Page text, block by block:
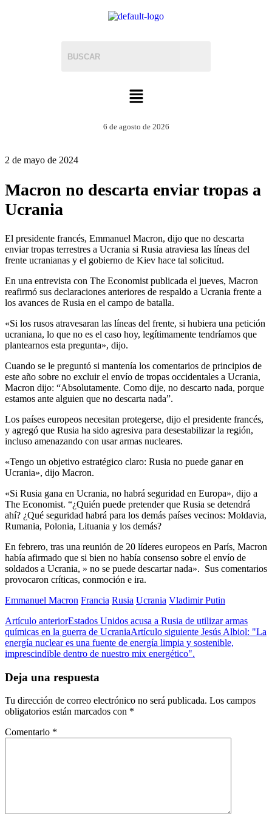
6 de agosto de 2026
2 de mayo de 2024
Macron no descarta enviar tropas a
Ucrania
El presidente francés, Emmanuel Macron, dijo que no descarta
enviar tropas terrestres a Ucrania si Rusia atraviesa las líneas del
frente ucranianas y el gobierno de Kiev hace tal solicitud.
En una entrevista con The Economist publicada el jueves, Macron
reafirmó sus declaraciones anteriores de respaldo a Ucrania frente a
los avances de Rusia en el campo de batalla.
«Si los rusos atravesaran las líneas del frente, si hubiera una petición
ucraniana, lo que no es el caso hoy, legítimamente tendríamos que
plantearnos esta pregunta», dijo.
Cuando se le preguntó si mantenía los comentarios de principios de
este año sobre no excluir el envío de tropas occidentales a Ucrania,
Macron dijo: “Absolutamente. Como dije, no descarto nada, porque
estamos ante alguien que no descarta nada”.
Los países europeos necesitan protegerse, dijo el presidente francés,
y agregó que Rusia ha sido agresiva para desestabilizar la región,
incluso amenazando con usar armas nucleares.
«Tengo un objetivo estratégico claro: Rusia no puede ganar en
Ucrania», dijo Macron.
«Si Rusia gana en Ucrania, no habrá seguridad en Europa», dijo a
The Economist. “¿Quién puede pretender que Rusia se detendrá
ahí? ¿Qué seguridad habrá para los demás países vecinos: Moldavia,
Rumania, Polonia, Lituania y los demás?
En febrero, tras una reunión de 20 líderes europeos en París, Macron
había afirmado que si bien no había consenso sobre el envío de
soldados a Ucrania, » no se puede descartar nada». Sus comentarios
provocaron críticas, conmoción e ira.
Emmanuel Macron Francia Rusia Ucrania Vladimir Putin
Artículo anteriorEstados Unidos acusa a Rusia de utilizar armas
químicas en la guerra de UcraniaArtículo siguiente Jesús Albiol: "La
energía nuclear es una fuente de energía limpia y sostenible,
imprescindible dentro de nuestro mix energético".
Deja una respuesta
Tu dirección de correo electrónico no será publicada. Los campos
obligatorios están marcados con *
Comentario *